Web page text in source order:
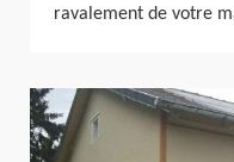
ravalement de votre